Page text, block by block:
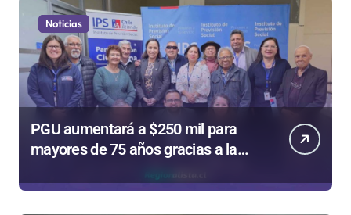
Noticias
PGU aumentará a $250 mil para
mayores de 75 años gracias a la